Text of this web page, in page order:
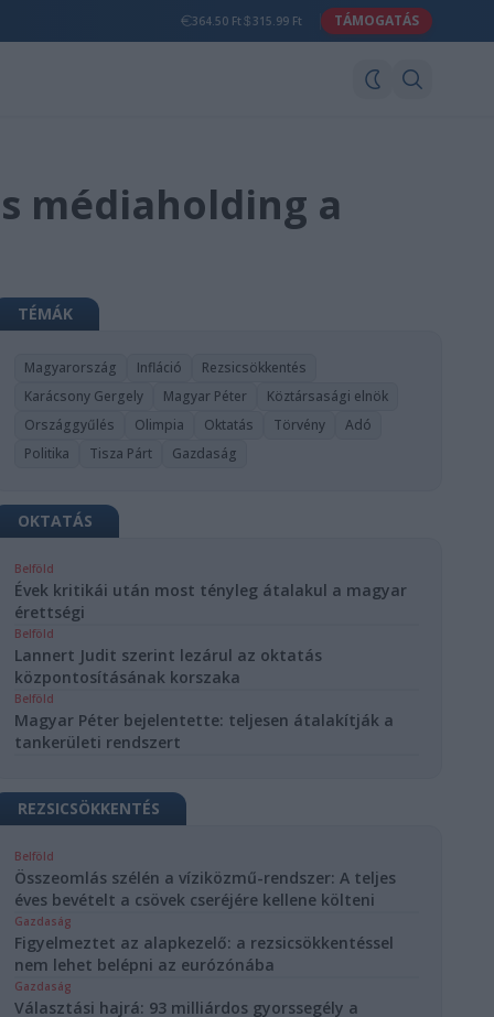
364.50 Ft 315.99 Ft TÁMOGATÁS
médiaholding a
TÉMÁK
Magyarország Infláció
Rezsicsökkentés
Karácsony Gergely
Magyar Péter
Köztársasági elnök
Országgyűlés
Olimpia Oktatás Törvény
Adó
Politika
Tisza Párt Gazdaság
OKTATÁS
Belföld
Évek kritikái után most tényleg átalakul a magyar
érettségi
Belföld
Lannert Judit szerint lezárul az oktatás
központosításának korszaka
Belföld
Magyar Péter bejelentette: teljesen átalakítják a
tankerületi rendszert
REZSICSÖKKENTÉS
Belföld
Összeomlás szélén a víziközmű-rendszer: A teljes
éves bevételt a csövek cseréjére kellene költeni
Gazdaság
Figyelmeztet az alapkezelő: a rezsicsökkentéssel
nem lehet belépni az eurózónába
Gazdaság
Választási hajrá: 93 milliárdos gyorssegély a